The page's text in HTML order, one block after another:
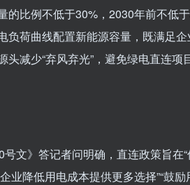
的比例不低于30%，2030年前不低
负荷曲线配置新能源容量，既满足
减少“弃风弃光”，避免绿电直连
文》答记者问明确，直连政策旨在
业降低用电成本提供更多选择”“鼓